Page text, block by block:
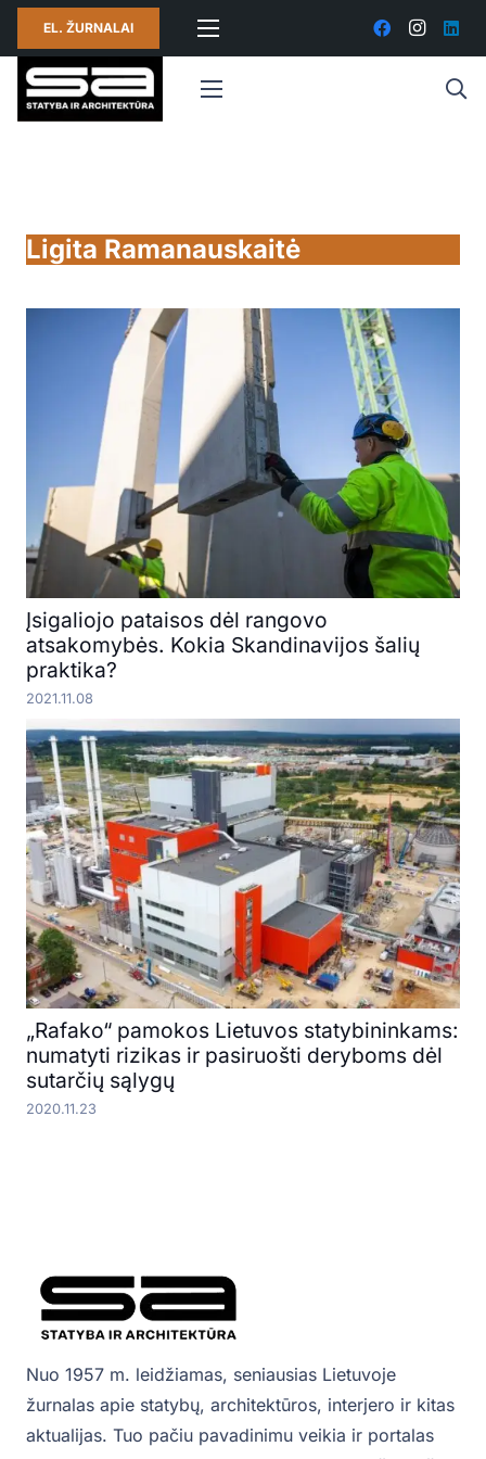
EL. ŽURNALAI
Ligita Ramanauskaitė
Įsigaliojo pataisos dėl rangovo
atsakomybės. Kokia Skandinavijos šalių
praktika?
2021.11.08
„Rafako“ pamokos Lietuvos statybininkams:
numatyti rizikas ir pasiruošti deryboms dėl
sutarčių sąlygų
2020.11.23
Nuo 1957 m. leidžiamas, seniausias Lietuvoje
žurnalas apie statybų, architektūros, interjero ir kitas
aktualijas. Tuo pačiu pavadinimu veikia ir portalas